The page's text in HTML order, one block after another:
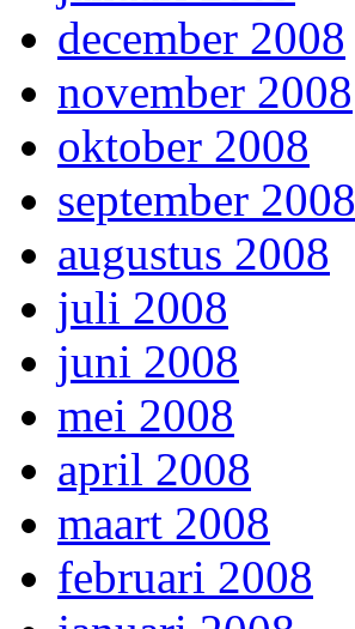
december 2008
november 2008
oktober 2008
september 2008
augustus 2008
juli 2008
juni 2008
mei 2008
april 2008
maart 2008
februari 2008